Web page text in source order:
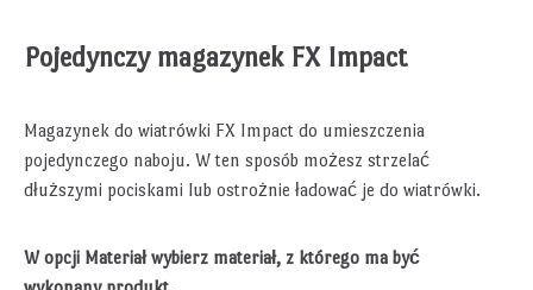
Pojedynczy magazynek FX Impact
Magazynek do wiatrówki FX Impact do umieszczenia
pojedynczego naboju. W ten sposób możesz strzelać
dłuższymi pociskami lub ostrożnie ładować je do wiatrówki.
W opcji Materiał wybierz materiał, z którego ma być